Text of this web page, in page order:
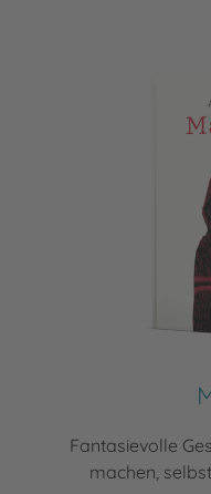
Fantasievolle
machen,